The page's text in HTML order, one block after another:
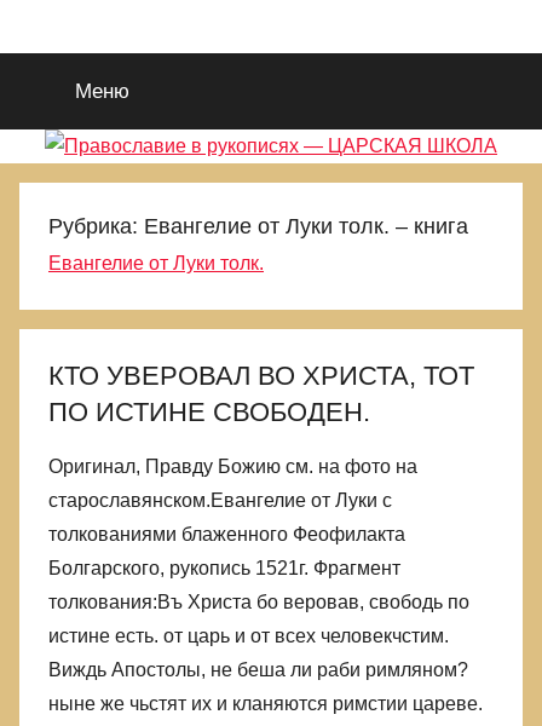
к
содержимому
Православие
рукописях
—
ШКОЛА
Славу
Исуса
Христа.
поиска
Царствия
и
Его.
Выбираемся
еретическиой
языческой
лжи,
родились
Меню
Рубрика: Евангелие от Луки толк. – книга
Евангелие от Луки толк.
КТО УВЕРОВАЛ ВО ХРИСТА, ТОТ
ПО ИСТИНЕ СВОБОДЕН.
Оригинал, Правду Божию см. на фото на
старославянском.Евангелие от Луки с
толкованиями блаженного Феофилакта
Болгарского, рукопись 1521г. Фрагмент
толкования:Въ Христа бо веровав, свободь по
истине есть. от царь и от всех человекчстим.
Виждь Апостолы, не беша ли раби римляном?
ныне же чьстят их и кланяются римстии цареве.